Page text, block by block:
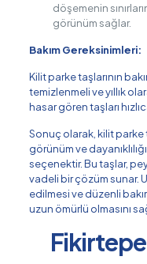
döşemenin
görünüm sağlar.
Bakım Gereksinimleri:
Kilit parke taşlarının
temizlenmeli ve yıllık
hasar gören taşları
Sonuç olarak, kilit parke
görünüm ve
seçenektir. Bu taşlar,
vadeli bir çözüm sunar.
edilmesi ve düzenli
uzun ömürlü olmasını
Fikirtepe